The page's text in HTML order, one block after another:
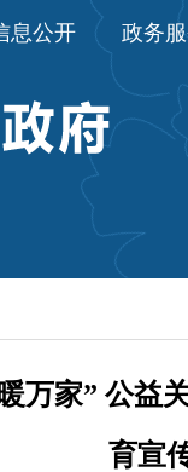
息公开 政务
万家” 公益
育宣